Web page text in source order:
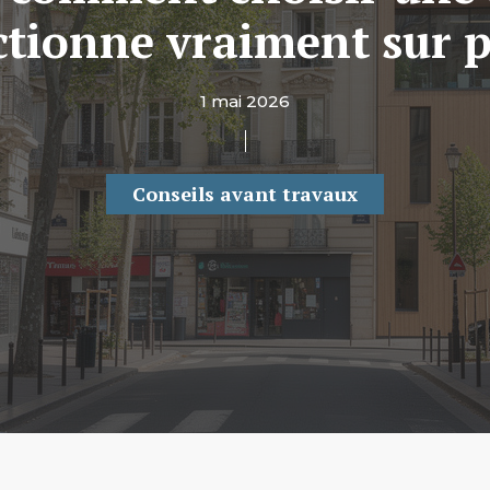
vraiment sur
1 mai 2026
Conseils avant travaux